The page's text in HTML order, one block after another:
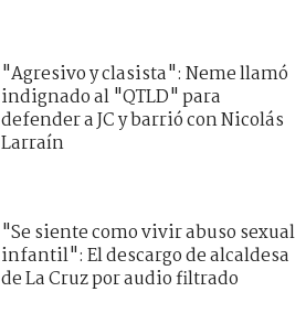
"Agresivo y clasista": Neme llamó
indignado al "QTLD" para
defender a JC y barrió con Nicolás
Larraín
"Se siente como vivir abuso sexual
infantil": El descargo de alcaldesa
de La Cruz por audio filtrado